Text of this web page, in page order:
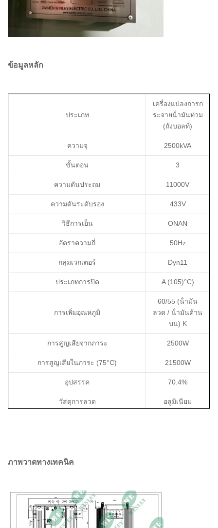
ข้อมูลหลัก
ประเภท
เครื่องแปลงการก
ระจายน้ํามันท่วม
(ถังบอลท์)
ความจุ 2500kVA
ขั้นตอน 3
ความดันประถม 11000V
ความดันระดับรอง 433V
วิธีการเย็น ONAN
อัตราความถี่ 50Hz
กลุ่มเวกเตอร์ Dyn11
ประเภทการปิด A (105)°C)
การเพิ่มอุณหภูมิ
60/55 (น้ํามัน
ลวด / น้ํามันด้าน
บน) K
การสูญเสียจากภาระ 2500W
การสูญเสียในภาระ (75°C) 21500W
อุปสรรค 70.4%
วัสดุการลวด อลูมิเนียม
ขนาด
น้ําหนัก 5200 กิโลกรัม
อุณหภูมิบริเวณ
ภาพวาดทางเทคนิค